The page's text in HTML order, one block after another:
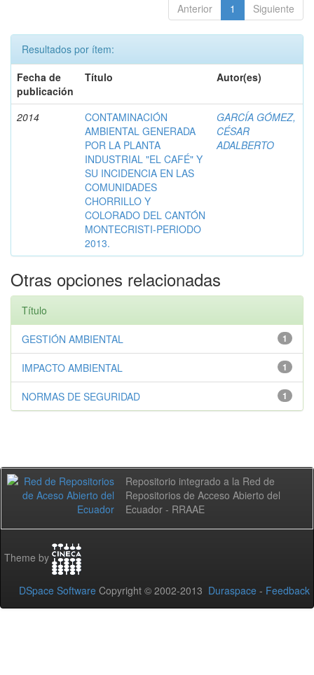
Anterior 1 Siguiente
Resultados por ítem:
Fecha de
publicación
Título Autor(es)
2014
CONTAMINACIÓN
AMBIENTAL GENERADA
POR LA PLANTA
INDUSTRIAL "EL CAFÉ" Y
SU INCIDENCIA EN LAS
COMUNIDADES
CHORRILLO Y
COLORADO DEL CANTÓN
MONTECRISTI-PERIODO
2013.
GARCÍA GÓMEZ,
CÉSAR
ADALBERTO
Otras opciones relacionadas
Título
1
GESTIÓN AMBIENTAL
1
IMPACTO AMBIENTAL
1
NORMAS DE SEGURIDAD
Repositorio integrado a la Red de
Repositorios de Acceso Abierto del
Ecuador - RRAAE
Theme by
DSpace Software Copyright © 2002-2013 Duraspace - Feedback